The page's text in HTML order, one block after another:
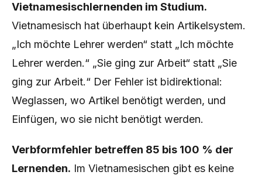
Vietnamesischlernenden im Studium.
Vietnamesisch hat überhaupt kein Artikelsystem.
„Ich möchte Lehrer werden“ statt „Ich möchte
Lehrer werden.“ „Sie ging zur Arbeit“ statt „Sie
ging zur Arbeit.“ Der Fehler ist bidirektional:
Weglassen, wo Artikel benötigt werden, und
Einfügen, wo sie nicht benötigt werden.
Verbformfehler betreffen 85 bis 100 % der
Lernenden. Im Vietnamesischen gibt es keine